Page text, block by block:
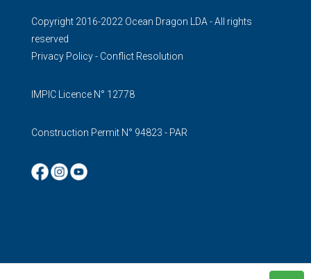
Copyright 2016-2022 Ocean Dragon LDA - All rights
reserved
Privacy Policy- Conflict Resolution
IMPIC Licence N° 12778
Construction Permit N° 94823 - PAR